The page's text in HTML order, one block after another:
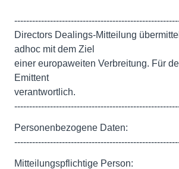
Directors Dealings-Mitteilung
adhoc mit dem Ziel
einer europaweiten Verbreitung. Für
Emittent
verantwortlich.
Personenbezogene Daten:
Mitteilungspflichtige Person: